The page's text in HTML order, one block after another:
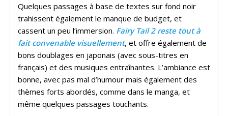
Quelques passages à base de textes sur fond noir
trahissent également le manque de budget, et
cassent un peu l’immersion. Fairy Tail 2 reste tout à
fait convenable visuellement, et offre également de
bons doublages en japonais (avec sous-titres en
français) et des musiques entraînantes. L’ambiance est
bonne, avec pas mal d’humour mais également des
thèmes forts abordés, comme dans le manga, et
même quelques passages touchants.